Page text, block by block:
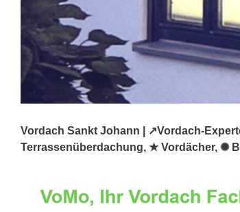
Vordach Sankt Johann | ↗️Vordach-
Terrassenüberdachung, ★ Vordächer, ✺